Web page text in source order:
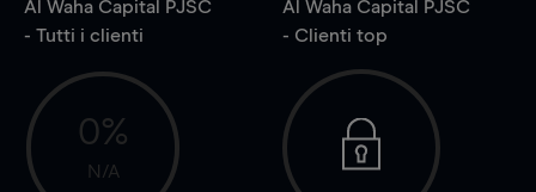
Al Waha Capital PJSC
- Tutti i clienti
0%
N/A
Al Waha Capital PJSC
- Clienti top